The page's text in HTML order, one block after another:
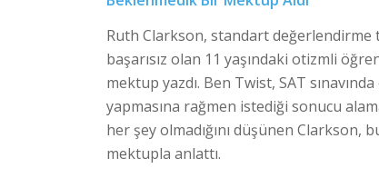
Ruth Clarkson, standart değerlendirme
başarısız olan 11 yaşındaki otizmli
mektup yazdı. Ben Twist, SAT
yapmasına rağmen istediği sonucu
her şey olmadığını düşünen Clarkson,
mektupla anlattı.